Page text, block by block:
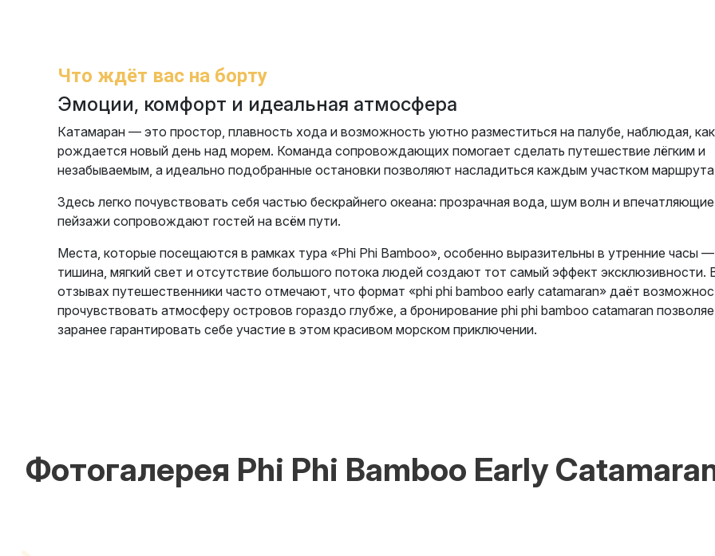
Что ждёт вас на борту
Эмоции, комфорт и идеальная атмосфера
Катамаран — это простор, плавность хода и возможность уютно разместиться на палубе, наблюдая, как
рождается новый день над морем. Команда сопровождающих помогает сделать путешествие лёгким и
незабываемым, а идеально подобранные остановки позволяют насладиться каждым участком
Здесь легко почувствовать себя частью бескрайнего океана: прозрачная вода, шум волн и впечатляющие
пейзажи сопровождают гостей на всём пути.
Места, которые посещаются в рамках тура «Phi Phi Bamboo», особенно выразительны в утренние часы —
тишина, мягкий свет и отсутствие большого потока людей создают тот самый эффект эксклюзивности.
отзывах путешественники часто отмечают, что формат «phi phi bamboo early catamaran» даёт
прочувствовать атмосферу островов гораздо глубже, а бронирование phi phi bamboo catamaran
заранее гарантировать себе участие в этом красивом морском приключении.
Фотогалерея Phi Phi Bamboo Early